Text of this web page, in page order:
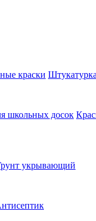
краски
школьных досок
укрывающий